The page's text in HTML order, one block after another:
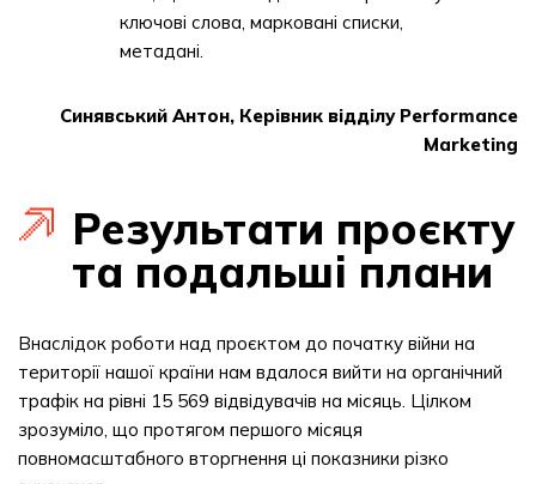
ключові слова, марковані списки,
метадані.
Синявський Антон, Керівник відділу Performance
Marketing
Результати проєкту
та подальші плани
Внаслідок роботи над проєктом до початку війни на
території нашої країни нам вдалося вийти на органічний
трафік на рівні 15 569 відвідувачів на місяць. Цілком
зрозуміло, що протягом першого місяця
повномасштабного вторгнення ці показники різко